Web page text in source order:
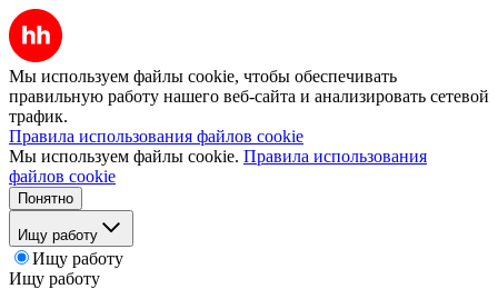
Мы используем файлы cookie, чтобы обеспечивать
правильную работу нашего веб-сайта и анализировать сетевой
трафик.
Правила использования файлов cookie
Мы используем файлы cookie. Правила использования
файлов cookie
Понятно
Ищу работу
Ищу работу
Ищу работу